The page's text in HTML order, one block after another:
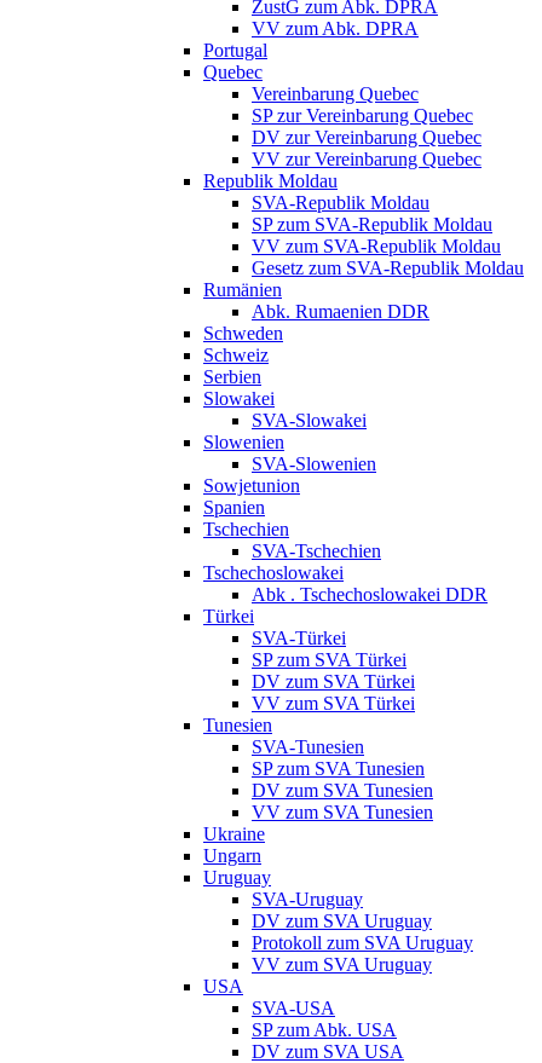
ZustG zum Abk. DPRA
VV zum Abk. DPRA
Portugal
Quebec
Vereinbarung Quebec
SP zur Vereinbarung Quebec
DV zur Vereinbarung Quebec
VV zur Vereinbarung Quebec
Republik Moldau
SVA-Republik Moldau
SP zum SVA-Republik Moldau
VV zum SVA-Republik Moldau
Gesetz zum SVA-Republik Moldau
Rumänien
Abk. Rumaenien DDR
Schweden
Schweiz
Serbien
Slowakei
SVA-Slowakei
Slowenien
SVA-Slowenien
Sowjetunion
Spanien
Tschechien
SVA-Tschechien
Tschechoslowakei
Abk . Tschechoslowakei DDR
Türkei
SVA-Türkei
SP zum SVA Türkei
DV zum SVA Türkei
VV zum SVA Türkei
Tunesien
SVA-Tunesien
SP zum SVA Tunesien
DV zum SVA Tunesien
VV zum SVA Tunesien
Ukraine
Ungarn
Uruguay
SVA-Uruguay
DV zum SVA Uruguay
Protokoll zum SVA Uruguay
VV zum SVA Uruguay
USA
SVA-USA
SP zum Abk. USA
DV zum SVA USA